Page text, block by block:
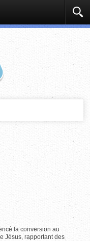
la conversion au
Jésus, rapportant des